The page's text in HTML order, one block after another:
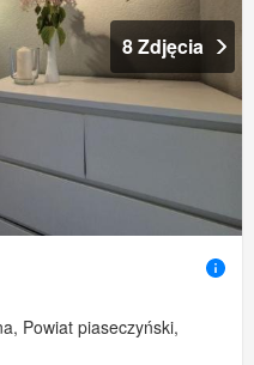
8 Zdjęcia
Powiat piaseczyński,